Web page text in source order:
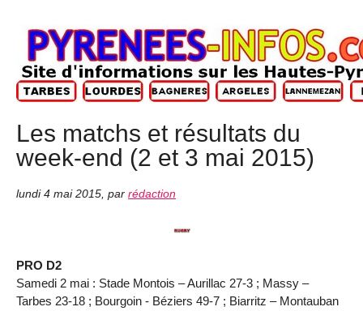
Les matchs et résultats du
week-end (2 et 3 mai 2015)
lundi 4 mai 2015 par rédaction
PRO D2
Samedi 2 mai : Stade Montois – Aurillac 27-3 ; Massy –
Tarbes 23-18 ; Bourgoin - Béziers 49-7 ; Biarritz – Montauban